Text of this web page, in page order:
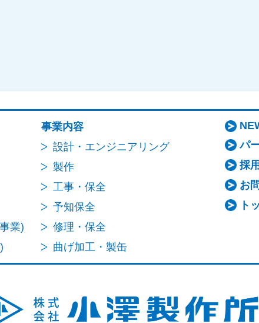
業)
事業内容
設計・エンジニアリング
製作
工事・保全
予知保全
修理・保全
曲げ加工・製缶
パ
採
お
ト